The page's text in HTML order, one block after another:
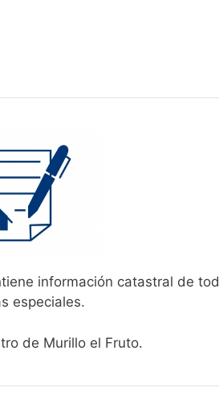
información catastral de
especiales.
de Murillo el Fruto.